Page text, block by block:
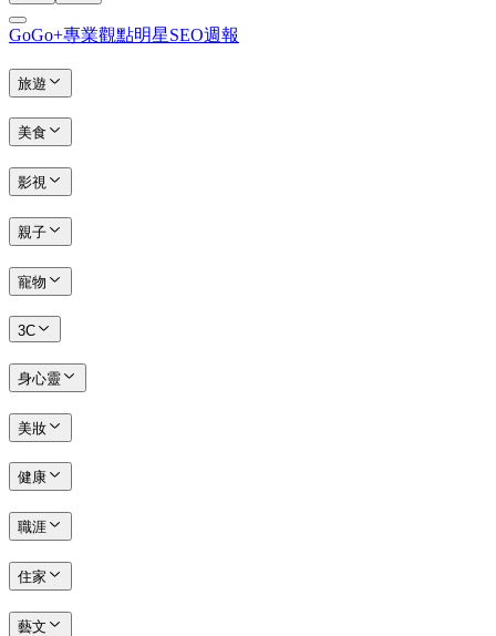
GoGo+專業觀點明星SEO週報
旅遊
美食
影視
親子
寵物
3C
身心靈
美妝
健康
職涯
住家
藝文